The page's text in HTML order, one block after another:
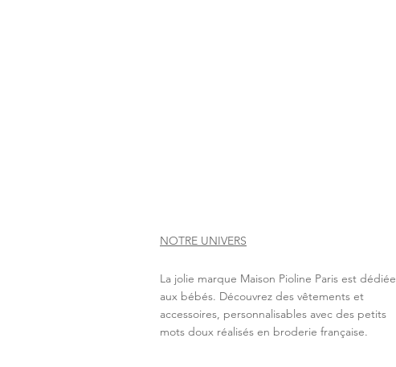
NOTRE UNIVERS
La jolie marque Maison Pioline Paris est dédiée
aux bébés. Découvrez des vêtements et
accessoires, personnalisables avec des petits
mots doux réalisés en broderie française.